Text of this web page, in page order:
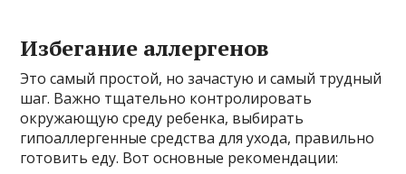
Избегание аллергенов
Это самый простой, но зачастую и самый трудный
шаг. Важно тщательно контролировать
окружающую среду ребенка, выбирать
гипоаллергенные средства для ухода, правильно
готовить еду. Вот основные рекомендации: